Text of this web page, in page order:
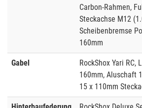
Carbon-Rahmen,
Steckachse M12
Scheibenbremse
160mm
Gabel
RockShox Yari RC,
160mm, Aluschaft
15 x 110mm